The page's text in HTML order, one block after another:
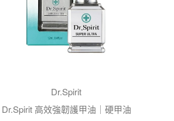
Dr.Spirit
Dr.Spirit 高效強韌護甲油｜硬甲油